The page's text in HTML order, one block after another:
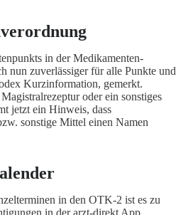
in der Medikamenten-
nun zuverlässiger für alle Punkte und
Kurzinformation, gemerkt.
oder ein sonstiges
jetzt ein Hinweis, dass
sonstige Mittel einen Namen
in den OTK-2 ist es zu
in der arzt-direkt App